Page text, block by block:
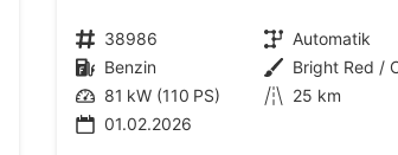
Fahrzeugnr. 38986 Getriebe Automatik
Kraftstoff Benzin Außenfarbe
Leistung 81 kW (110 PS) Kilometerstand 25 km
01.02.2026